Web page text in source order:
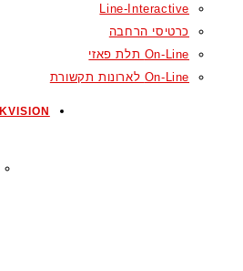
Line-Interactive
כרטיסי הרחבה
On-Line תלת פאזי
On-Line לארונות תקשורת